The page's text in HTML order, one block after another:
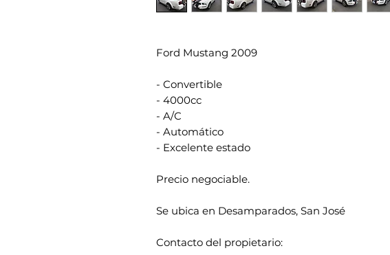
Ford Mustang 2009
- Convertible
- 4000cc
- A/C
- Automático
- Excelente estado
Precio negociable.
Se ubica en Desamparados, San José
Contacto del propietario: